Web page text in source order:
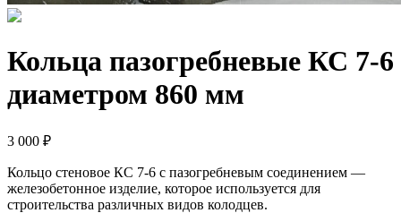
Кольца пазогребневые КС 7-6
диаметром 860 мм
3 000 ₽
Кольцо стеновое КС 7-6 с пазогребневым соединением —
железобетонное изделие, которое используется для
строительства различных видов колодцев.